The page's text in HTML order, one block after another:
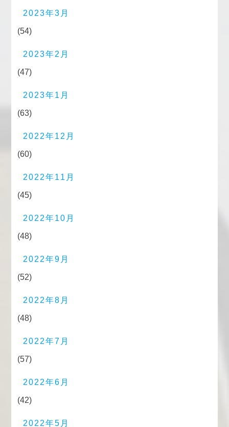
2023年3月
(54)
2023年2月
(47)
2023年1月
(63)
2022年12月
(60)
2022年11月
(45)
2022年10月
(48)
2022年9月
(52)
2022年8月
(48)
2022年7月
(57)
2022年6月
(42)
2022年5月